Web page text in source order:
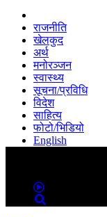
राजनीति
खेलकुद
अर्थ
मनोरञ्जन
स्वास्थ्य
सूचना/प्रविधि
विदेश
साहित्य
फोटो/भिडियो
English